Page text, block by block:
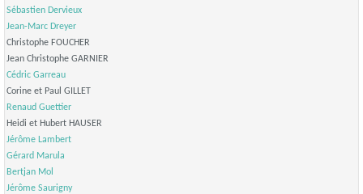
Sébastien Dervieux
Jean-Marc Dreyer
Christophe FOUCHER
Jean Christophe GARNIER
Cédric Garreau
Corine et Paul GILLET
Renaud Guettier
Heidi et Hubert HAUSER
Jérôme Lambert
Gérard Marula
Bertjan Mol
Jérôme Saurigny